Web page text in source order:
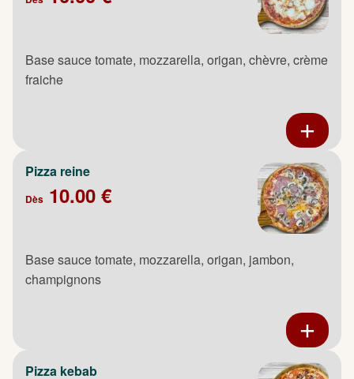
Base sauce tomate, mozzarella, origan, chèvre, crème
fraiche
Pizza reine
Dès 10.00 €
Base sauce tomate, mozzarella, origan, jambon,
champignons
Pizza kebab